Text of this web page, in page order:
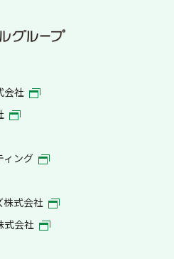
会社
ィング
株式会社
式会社